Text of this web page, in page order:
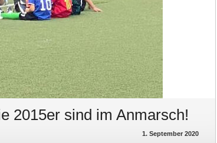
2015er sind im Anmarsch!
1. September 2020